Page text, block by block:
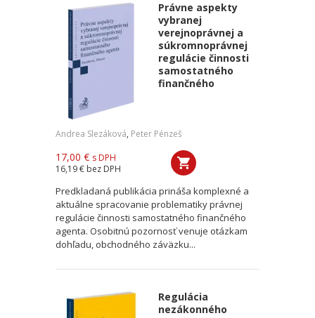
Právne aspekty
vybranej
verejnoprávnej a
súkromnoprávnej
regulácie činnosti
samostatného
finančného
Andrea Slezáková, Peter Pénzeš
17,00 € s DPH
16,19 € bez DPH
Predkladaná publikácia prináša komplexné a
aktuálne spracovanie problematiky právnej
regulácie činnosti samostatného finančného
agenta. Osobitnú pozornosť venuje otázkam
dohľadu, obchodného záväzku...
Regulácia
nezákonného